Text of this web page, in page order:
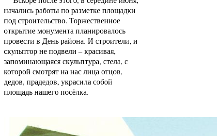
начались работы по разметке площадки
под строительство. Торжественное
открытие монумента планировалось
провести в День района. И строители, и
скульптор не подвели – красивая,
запоминающаяся скульптура, стела, с
которой смотрят на нас лица отцов,
дедов, прадедов, украсила собой
площадь нашего посёлка.